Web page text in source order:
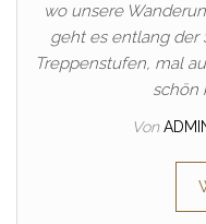
wo unsere
geht es entlang der
Treppenstufen, mal
schön
Von